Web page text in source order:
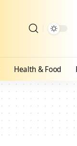
Health & Food